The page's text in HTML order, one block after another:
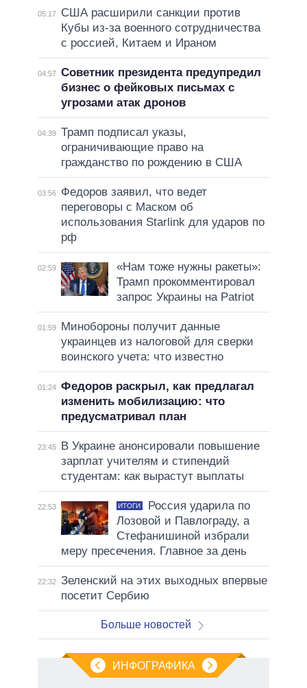
05:17
США расширили санкции против
Кубы из-за военного сотрудничества
с россией, Китаем и Ираном
04:57 Советник президента предупредил
бизнес о фейковых письмах с
угрозами атак дронов
04:39 Трамп подписал указы,
ограничивающие право на
гражданство по рождению в США
03:56
Федоров заявил, что ведет
переговоры с Маском об
использования Starlink для ударов по
рф
02:59
«Нам тоже нужны ракеты»:
Трамп прокомментировал
запрос Украины на Patriot
01:59
Минобороны получит данные
украинцев из налоговой для сверки
воинского учета: что известно
01:24 Федоров раскрыл, как предлагал
изменить мобилизацию: что
предусматривал план
23:45
В Украине анонсировали повышение
зарплат учителям и стипендий
студентам: как вырастут выплаты
22:53 ИТОГИ
Россия ударила по
Лозовой и Павлограду, а
Стефанишиной избрали
меру пресечения. Главное за день
22:32 Зеленский на этих выходных впервые
посетит Сербию
Больше новостей
ИНФОГРАФИКА